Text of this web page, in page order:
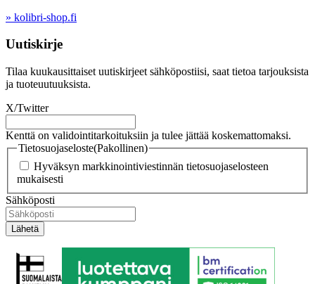
» kolibri-shop.fi
Uutiskirje
Tilaa kuukausittaiset uutiskirjeet sähköpostiisi, saat tietoa tarjouksista
ja tuoteuutuuksista.
X/Twitter
Kenttä on validointitarkoituksiin ja tulee jättää koskemattomaksi.
Tietosuojaseloste(Pakollinen)
Hyväksyn markkinointiviestinnän tietosuojaselosteen
mukaisesti
Sähköposti